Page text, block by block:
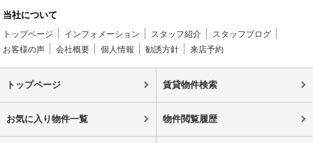
当社について
トップページ インフォメーション スタッフ紹介
スタッフブログ
お客様の声
会社概要 個人情報 勧誘方針 来店予約
トップページ 賃貸物件検索
お気に入り物件一覧 物件閲覧履歴